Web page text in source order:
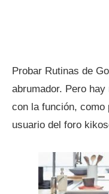
Probar Rutinas de
abrumador. Pero
con la función, como
usuario del foro